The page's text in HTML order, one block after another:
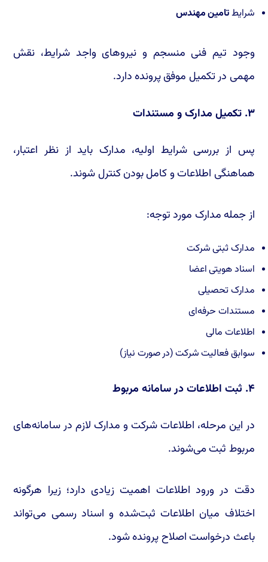
شرایطتامین مهندس
وجود تیم فنی منسجم و نیروهای واجد شرایط، نقش
مهمی در تکمیل موفق پرونده دارد.
۳. تکمیل مدارک و مستندات
پس از بررسی شرایط اولیه، مدارک باید از نظر اعتبار،
هماهنگی اطلاعات و کامل بودن کنترل شوند.
از جمله مدارک مورد توجه:
مدارک ثبتی شرکت
اسناد هویتی اعضا
مدارک تحصیلی
مستندات حرفه‌ای
اطلاعات مالی
سوابق فعالیت شرکت (در صورت نیاز)
۴. ثبت اطلاعات در سامانه مربوط
در این مرحله، اطلاعات شرکت و مدارک لازم در سامانه‌های
مربوط ثبت می‌شوند.
دقت در ورود اطلاعات اهمیت زیادی دارد؛ زیرا هرگونه
اختلاف میان اطلاعات ثبت‌شده و اسناد رسمی می‌تواند
باعث درخواست اصلاح پرونده شود.